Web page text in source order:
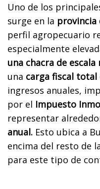
Uno de los
surge en la provincia
perfil agropecuario
especialmente
una chacra de escala
una carga fiscal total
ingresos anuales,
por el Impuesto
representar
anual. Esto ubica a
encima del resto de
para este tipo de